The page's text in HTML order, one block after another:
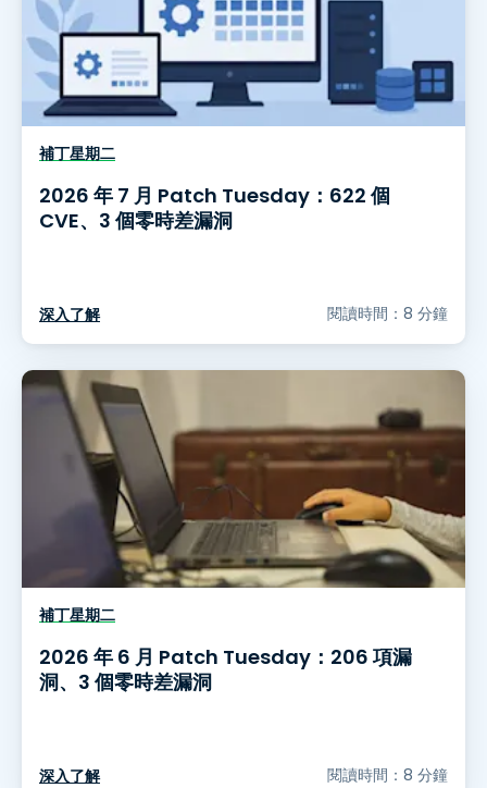
補丁星期二
2026 年 7 月 Patch Tuesday：622 個
CVE、3 個零時差漏洞
深入了解 閱讀時間：8 分鐘
補丁星期二
2026 年 6 月 Patch Tuesday：206 項漏
洞、3 個零時差漏洞
深入了解 閱讀時間：8 分鐘